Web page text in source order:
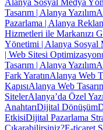
Alanya Sosyal Medya
Tasarım | Alanya Yazılım
Pazarlama | Alanya
Hizmetleri ile Markanızı
Yönetimi | Alanya Sosyal
| Web Sitesi
Tasarım | Alanya Yazılım
Fark YaratınAlanya Web
KapısıAlanya Web
SitelerAlanya’da Özel
AnahtarıDijital Dönüşüm
EtkisiDijital Pazarlama